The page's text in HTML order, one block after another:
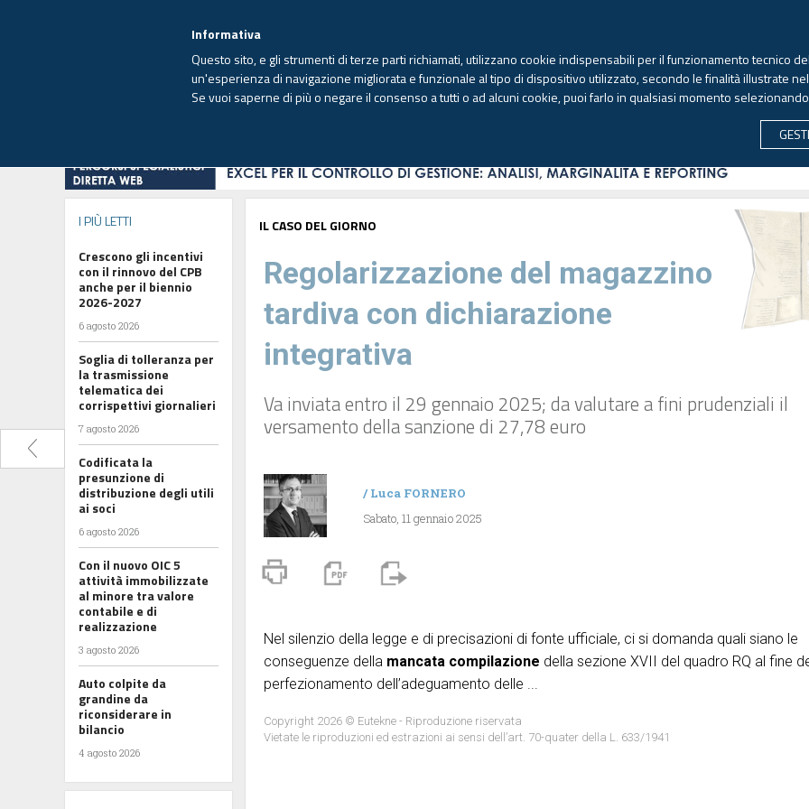
Domenica, 9 agosto 2026
I PIÙ LETTI
Crescono gli incentivi
con il rinnovo del CPB
anche per il biennio
2026-2027
6 agosto 2026
Soglia di tolleranza per
la trasmissione
telematica dei
corrispettivi giornalieri
7 agosto 2026
Codificata la
presunzione di
distribuzione degli utili
ai soci
6 agosto 2026
Con il nuovo OIC 5
attività immobilizzate
al minore tra valore
contabile e di
realizzazione
3 agosto 2026
Auto colpite da
grandine da
riconsiderare in
bilancio
4 agosto 2026
IL CASO DEL GIORNO
Regolarizzazione del magazzino
tardiva con dichiarazione
integrativa
Va inviata entro il 29 gennaio 2025; da valutare a fini prudenziali il
versamento della sanzione di 27,78 euro
/Luca FORNERO
Sabato, 11 gennaio 2025
Nel silenzio della legge e di precisazioni di fonte ufficiale, ci si domanda quali siano le
conseguenze della mancata compilazione della sezione XVII del quadro RQ al fine
perfezionamento dell’adeguamento delle ...
Copyright 2026 © Eutekne - Riproduzione riservata
Vietate le riproduzioni ed estrazioni ai sensi dell’art. 70-quater della L. 633/1941
Informativa
Questo sito, e gli strumenti di terze parti richiamati, utilizzano cookie indispensabili per il funzionamento tecnico
un'esperienza di navigazione migliorata e funzionale al tipo di dispositivo utilizzato, secondo le finalità illustrate
Se vuoi saperne di più o negare il consenso a tutti o ad alcuni cookie, puoi farlo in qualsiasi momento